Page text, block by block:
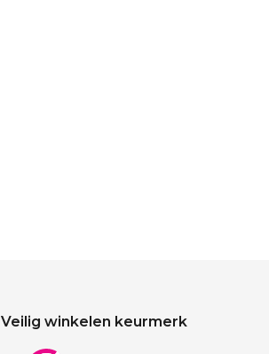
Veilig winkelen keurmerk